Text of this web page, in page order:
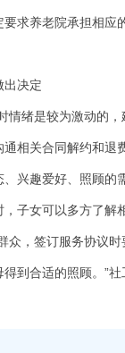
求养老院承担相应
决定
绪是较为激动的，
相关合同解约和退
兴趣爱好、照顾的
女可以多方了解
众，签订服务协议
到合适的照顾。”社